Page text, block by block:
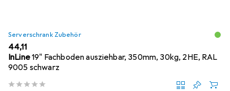
Serverschrank Zubehör
EUR
44,11
InLine19" Fachboden ausziehbar, 350mm, 30kg, 2HE, RAL
9005 schwarz